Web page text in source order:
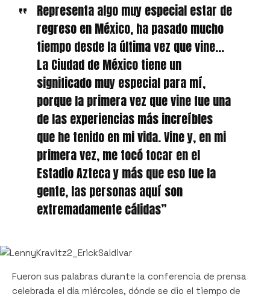
Representa algo muy especial estar de
regreso en México, ha pasado mucho
tiempo desde la última vez que vine…
La Ciudad de México tiene un
significado muy especial para mí,
porque la primera vez que vine fue una
de las experiencias más increíbles
que he tenido en mi vida. Vine y, en mi
primera vez, me tocó tocar en el
Estadio Azteca y más que eso fue la
gente, las personas aquí son
extremadamente cálidas”
Fueron sus palabras durante la conferencia de prensa
celebrada el día miércoles, dónde se dio el tiempo de